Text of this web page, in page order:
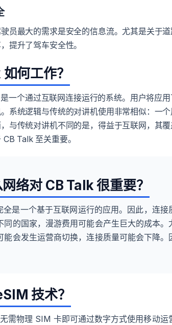
员最大的需求是安全的信息流。尤其是关于
提升了驾车安全性。
何工作？
一个通过互联网连接运行的系统。用户将应
系统逻辑与传统的对讲机使用非常相似：一
与传统对讲机不同的是，得益于互联网，其
Talk 至关重要。
络对 CB Talk 很重要？
全是一个基于互联网运行的应用。因此，连
同的国家，漫游费用可能会产生巨大的成本
能会发生运营商切换，连接质量可能会下降
技术？
需物理 SIM 卡即可通过数字方式使用移动